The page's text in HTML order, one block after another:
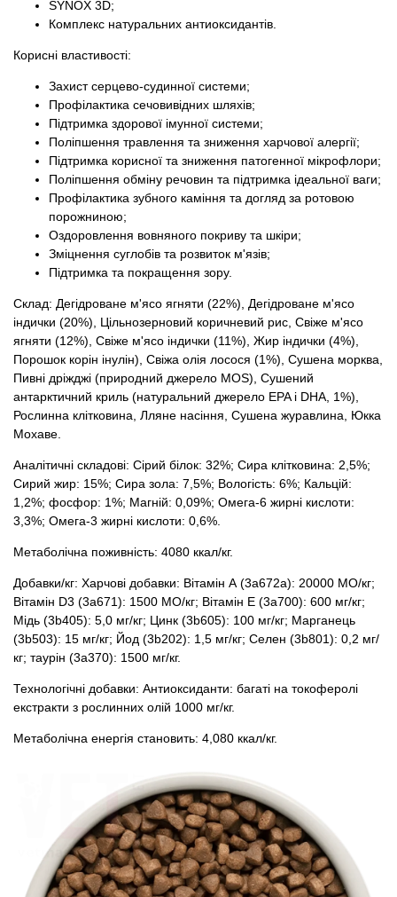
SYNOX 3D;
Комплекс натуральних антиоксидантів.
Корисні властивості:
Захист серцево-судинної системи;
Профілактика сечовивідних шляхів;
Підтримка здорової імунної системи;
Поліпшення травлення та зниження харчової алергії;
Підтримка корисної та зниження патогенної мікрофлори;
Поліпшення обміну речовин та підтримка ідеальної ваги;
Профілактика зубного каміння та догляд за ротовою
порожниною;
Оздоровлення вовняного покриву та шкіри;
Зміцнення суглобів та розвиток м'язів;
Підтримка та покращення зору.
Склад: Дегідроване м'ясо ягняти (22%), Дегідроване м'ясо
індички (20%), Цільнозерновий коричневий рис, Свіже м'ясо
ягняти (12%), Свіже м'ясо індички (11%), Жир індички (4%),
Порошок корін інулін), Свіжа олія лосося (1%), Сушена морква,
Пивні дріжджі (природний джерело MOS), Сушений
антарктичний криль (натуральний джерело EPA і DHA, 1%),
Рослинна клітковина, Лляне насіння, Сушена журавлина, Юкка
Мохаве.
Аналітичні складові: Сірий білок: 32%; Сира клітковина: 2,5%;
Сирий жир: 15%; Сира зола: 7,5%; Вологість: 6%; Кальцій:
1,2%; фосфор: 1%; Магній: 0,09%; Омега-6 жирні кислоти:
3,3%; Омега-3 жирні кислоти: 0,6%.
Метаболічна поживність: 4080 ккал/кг.
Добавки/кг: Харчові добавки: Вітамін А (3a672a): 20000 МО/кг;
Вітамін D3 (3a671): 1500 МО/кг; Вітамін Е (3a700): 600 мг/кг;
Мідь (3b405): 5,0 мг/кг; Цинк (3b605): 100 мг/кг; Марганець
(3b503): 15 мг/кг; Йод (3b202): 1,5 мг/кг; Селен (3b801): 0,2 мг/
кг; таурін (3a370): 1500 мг/кг.
Технологічні добавки: Антиоксиданти: багаті на токоферолі
екстракти з рослинних олій 1000 мг/кг.
Метаболічна енергія становить: 4,080 ккал/кг.